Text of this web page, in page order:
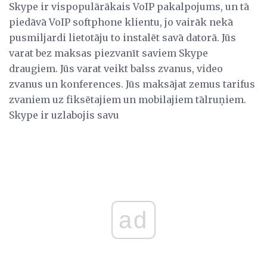
Skype ir vispopulārākais VoIP pakalpojums, un tā
piedāvā VoIP softphone klientu, jo vairāk nekā
pusmiljardi lietotāju to instalēt savā datorā. Jūs
varat bez maksas piezvanīt saviem Skype
draugiem. Jūs varat veikt balss zvanus, video
zvanus un konferences. Jūs maksājat zemus tarifus
zvaniem uz fiksētajiem un mobilajiem tālruņiem.
Skype ir uzlabojis savu
ad